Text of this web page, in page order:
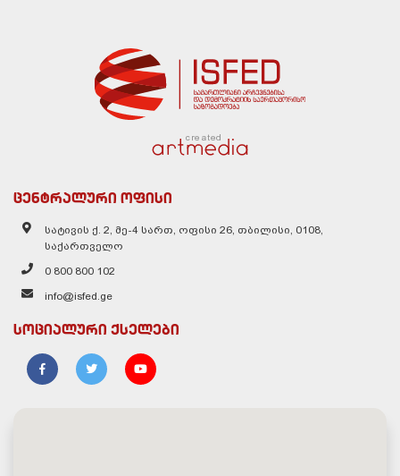
created
ცენტრალური ოფისი
სატივის ქ. 2, მე-4 სართ, ოფისი 26, თბილისი, 0108,
საქართველო
0 800 800 102
info@isfed.ge
სოციალური ქსელები